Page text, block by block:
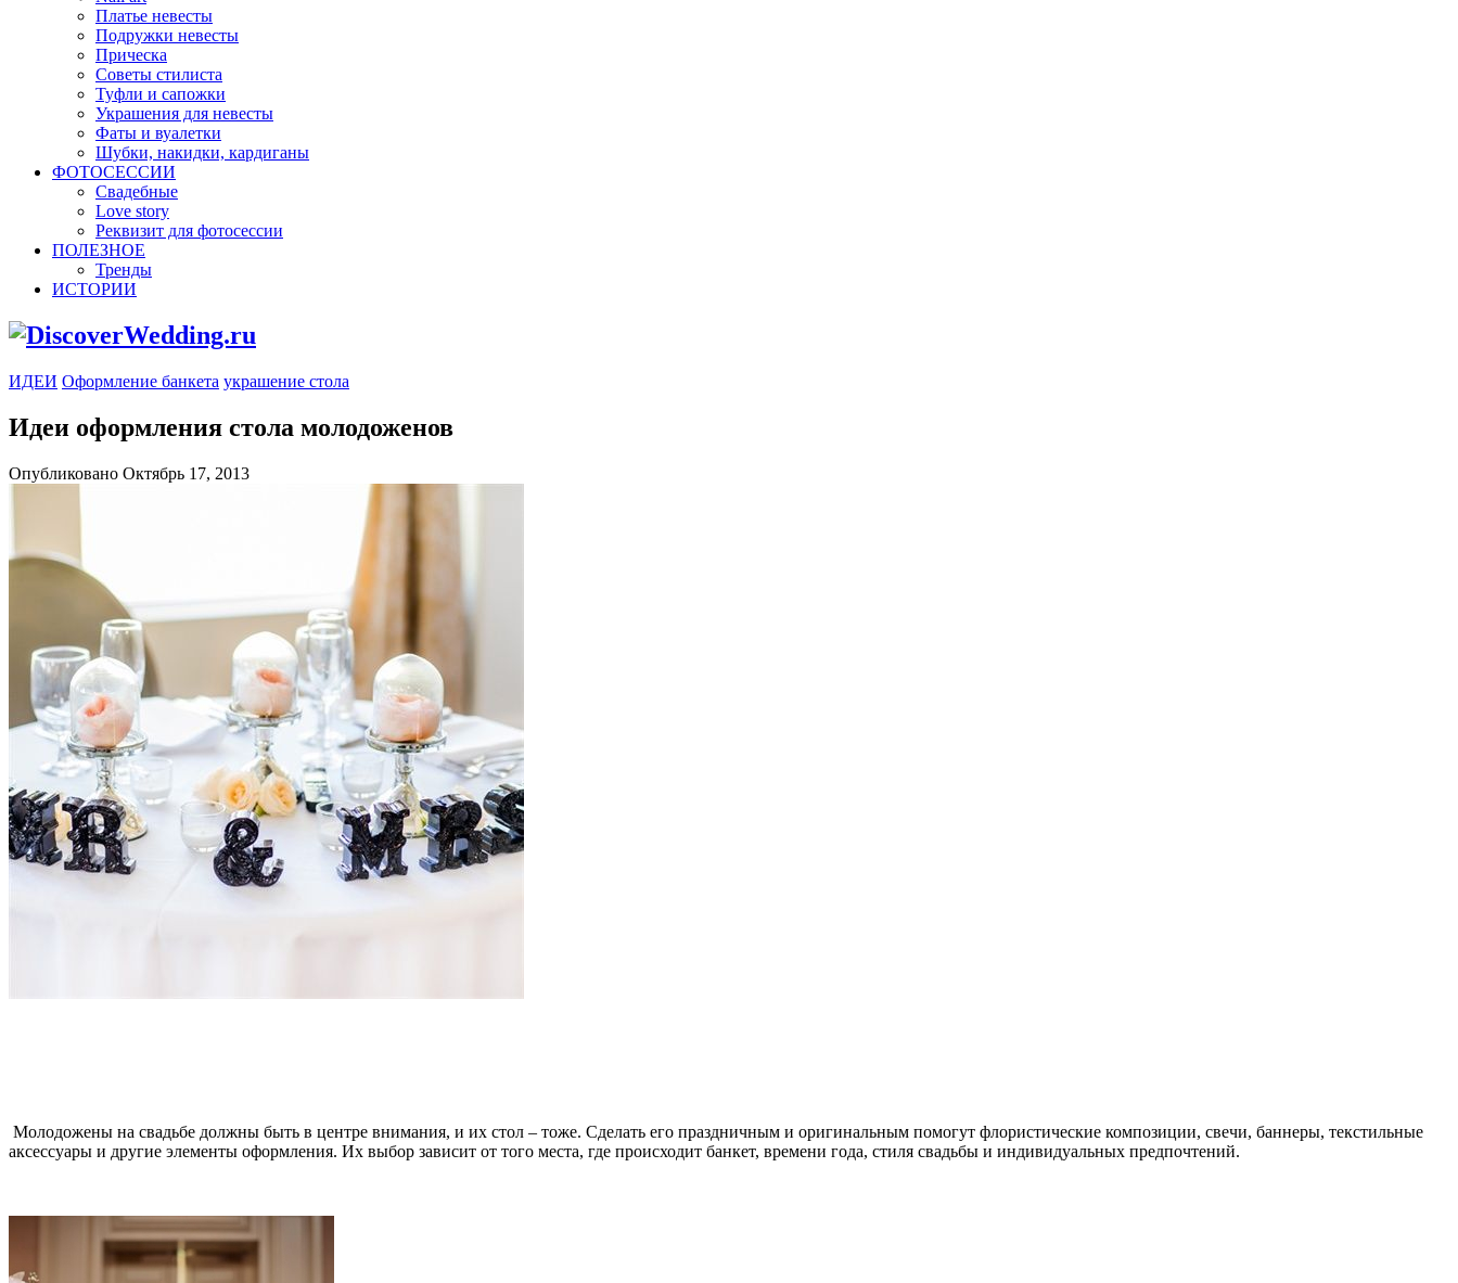
Платье невесты
Подружки невесты
Прическа
Советы стилиста
Туфли и сапожки
Украшения для невесты
Фаты и вуалетки
Шубки, накидки, кардиганы
ФОТОСЕССИИ
Свадебные
Love story
Реквизит для фотосессии
ПОЛЕЗНОЕ
Тренды
ИСТОРИИ
ИДЕИ Оформление банкета украшение стола
Идеи оформления стола молодоженов
Опубликовано Октябрь 17, 2013
Молодожены на свадьбе должны быть в центре внимания, и их стол – тоже. Сделать его праздничным и оригинальным помогут флористические композиции, свечи, баннеры, текстильные
аксессуары и другие элементы оформления. Их выбор зависит от того места, где происходит банкет, времени года, стиля свадьбы и индивидуальных предпочтений.